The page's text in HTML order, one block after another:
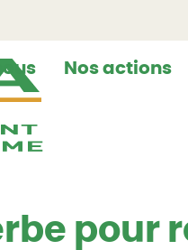
Nos actions
pour